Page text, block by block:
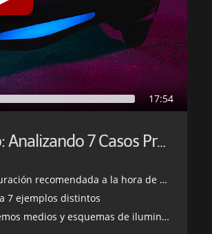
17:54
Fotografía de Producto: Analizando 7 Casos Prácticos
a la hora de hacer fotografía de producto
7 ejemplos distintos
y esquemas de iluminación diferentes